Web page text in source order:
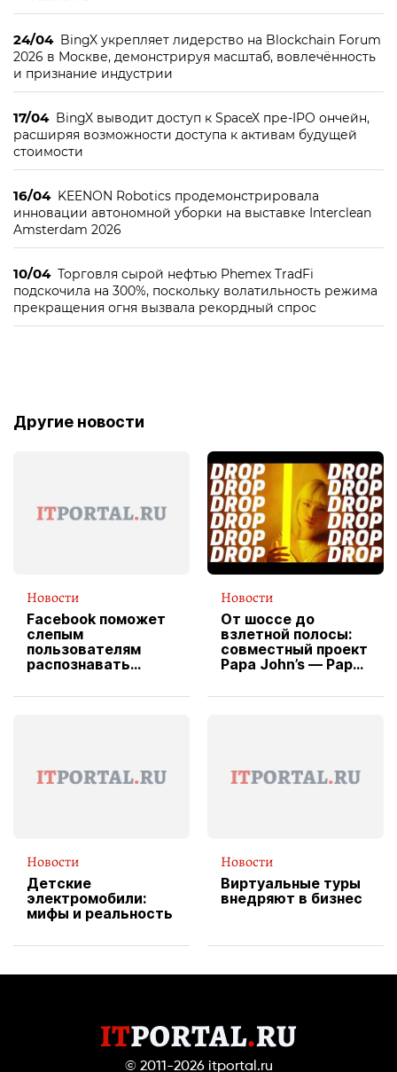
24/04 BingX укрепляет лидерство на Blockchain Forum
2026 в Москве, демонстрируя масштаб, вовлечённость
и признание индустрии
17/04 BingX выводит доступ к SpaceX пре-IPO ончейн,
расширяя возможности доступа к активам будущей
стоимости
16/04 KEENON Robotics продемонстрировала
инновации автономной уборки на выставке Interclean
Amsterdam 2026
10/04 Торговля сырой нефтью Phemex TradFi
подскочила на 300%, поскольку волатильность режима
прекращения огня вызвала рекордный спрос
Другие новости
Новости
Facebook поможет
слепым
пользователям
распознавать
Новости
От шоссе до
взлетной полосы:
совместный проект
Papa John’s — Papa
вводит
Новости
Детские
электромобили:
мифы и реальность
Новости
Виртуальные туры
внедряют в бизнес
© 2011-2026 itportal.ru